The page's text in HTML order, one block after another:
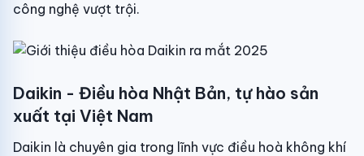
công nghệ vượt trội.
Daikin - Điều hòa Nhật Bản, tự hào sản
xuất tại Việt Nam
Daikin là chuyên gia trong lĩnh vực điều hoà không khí